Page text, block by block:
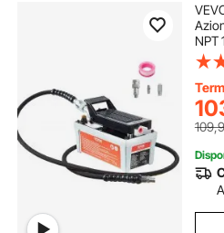
pompa sottovuoto aria
NPT
con